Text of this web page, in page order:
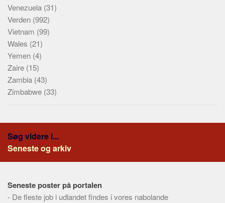
Venezuela (31)
Verden (992)
Vietnam (99)
Wales (21)
Yemen (4)
Zaire (15)
Zambia (43)
Zimbabwe (33)
Søg videre i...
Seneste og arkiv
Seneste poster på portalen
- De fleste job i udlandet findes i vores nabolande